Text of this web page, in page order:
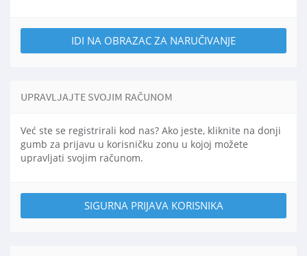
IDI NA OBRAZAC ZA NARUČIVANJE
UPRAVLJAJTE SVOJIM RAČUNOM
Već ste se registrirali kod nas? Ako jeste, kliknite na donji
gumb za prijavu u korisničku zonu u kojoj možete
upravljati svojim računom.
SIGURNA PRIJAVA KORISNIKA